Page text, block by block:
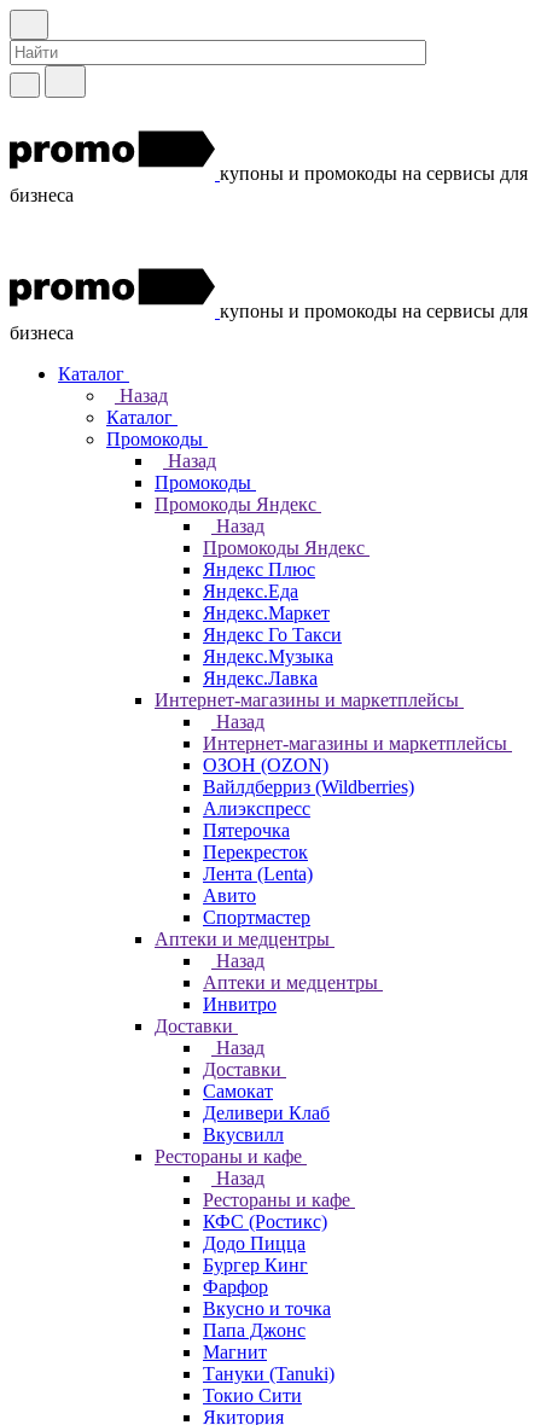
купоны и промокоды на сервисы для
бизнеса
купоны и промокоды на сервисы для
бизнеса
Каталог
Назад
Каталог
Промокоды
Назад
Промокоды
Промокоды Яндекс
Назад
Промокоды Яндекс
Яндекс Плюс
Яндекс.Еда
Яндекс.Маркет
Яндекс Го Такси
Яндекс.Музыка
Яндекс.Лавка
Интернет-магазины и маркетплейсы
Назад
Интернет-магазины и маркетплейсы
ОЗОН (OZON)
Вайлдберриз (Wildberries)
Алиэкспресс
Пятерочка
Перекресток
Лента (Lenta)
Авито
Спортмастер
Аптеки и медцентры
Назад
Аптеки и медцентры
Инвитро
Доставки
Назад
Доставки
Самокат
Деливери Клаб
Вкусвилл
Рестораны и кафе
Назад
Рестораны и кафе
КФС (Ростикс)
Додо Пицца
Бургер Кинг
Фарфор
Вкусно и точка
Папа Джонс
Магнит
Тануки (Tanuki)
Токио Сити
Якитория